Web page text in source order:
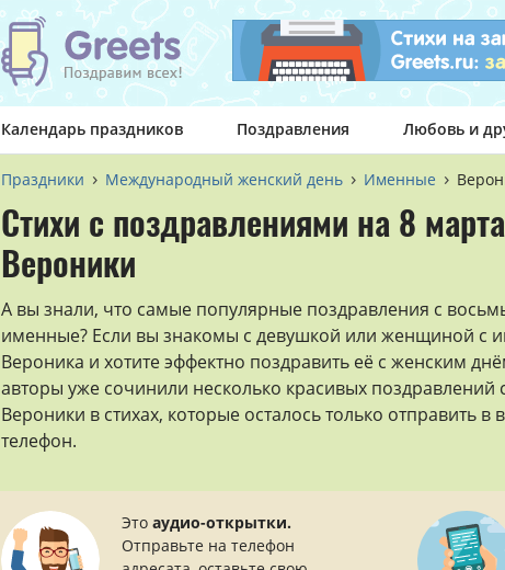
Календарь праздников Поздравления Любовь и
Праздники Международный женский день Именные
Стихи с поздравлениями на 8
Вероники
А вы знали, что самые популярные поздравления с
именные? Если вы знакомы с девушкой или женщиной с
Вероника и хотите эффектно поздравить её с женским
авторы уже сочинили несколько красивых поздравлений
Вероники в стихах, которые осталось только отправить в
телефон.
Это аудио-открытки.
Отправьте на телефон